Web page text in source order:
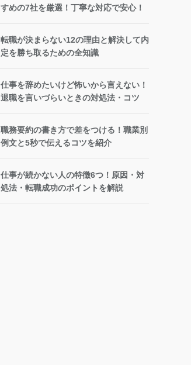
すめの7社を厳選！丁寧な対応で安心！
転職が決まらない12の理由と解決して内
定を勝ち取るための全知識
仕事を辞めたいけど怖いから言えない！
退職を言いづらいときの対処法・コツ
職務要約の書き方で差をつける！職業別
例文と5秒で伝えるコツを紹介
仕事が続かない人の特徴6つ！原因・対
処法・転職成功のポイントを解説